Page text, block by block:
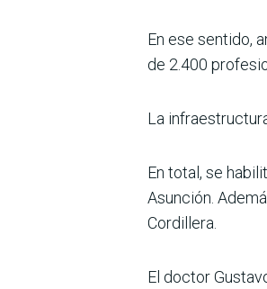
En ese sentido,
de 2.400
La
En total, se
Asunción.
Cordillera.
El doctor